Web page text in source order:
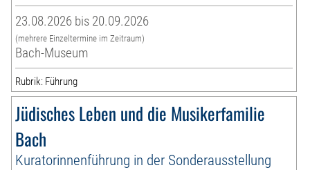
23.08.2026 bis 20.09.2026
(mehrere Einzeltermine im Zeitraum)
Bach-Museum
Rubrik: Führung
Jüdisches Leben und die Musikerfamilie
Bach
Kuratorinnenführung in der Sonderausstellung